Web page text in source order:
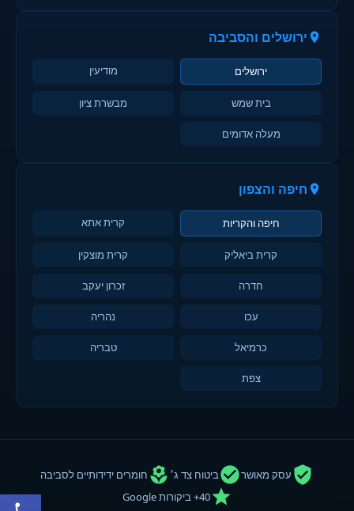
פתח
ירושלים והסביבה
ירושלים מודיעין
בית שמש מבשרת ציון
מעלה אדומים
חיפה והצפון
חיפה והקריות קרית אתא
קרית ביאליק קרית מוצקין
חדרה זכרון יעקב
עכו נהריה
כרמיאל טבריה
צפת
עסק מאושר ביטוח צד ג׳
חומרים ידידותיים לסביבה
40+ ביקורות Google